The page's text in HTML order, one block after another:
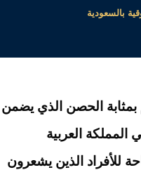
بالسعودية
بمثابة الحصن الذي يضمن
المملكة العربية
للأفراد الذين يشعرون